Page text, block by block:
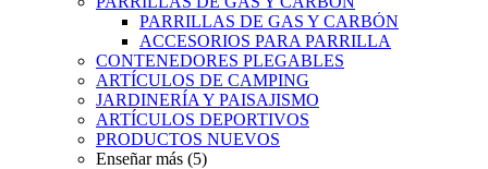
PARRILLAS DE GAS Y CARBÓN
ACCESORIOS PARA PARRILLA
CONTENEDORES PLEGABLES
ARTÍCULOS DE CAMPING
JARDINERÍA Y PAISAJISMO
ARTÍCULOS DEPORTIVOS
PRODUCTOS NUEVOS
Enseñar más (5)